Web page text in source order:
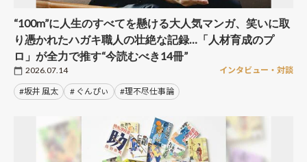
“100m”に人生のすべてを懸ける大人気マンガ、笑いに取
り憑かれたハガキ職人の壮絶な記録…「人材育成のプ
ロ」が全力で推す“今読むべき14冊”
2026.07.14 インタビュー・対談
#坂井 風太 # ぐんぴぃ #理不尽仕事論